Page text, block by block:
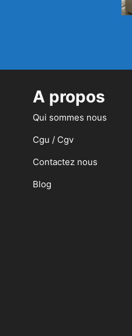
A propos
Qui sommes nous
Cgu / Cgv
Contactez nous
Blog